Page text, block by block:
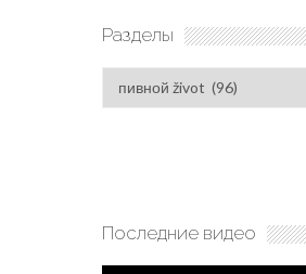
Разделы
Разделы
Последние видео